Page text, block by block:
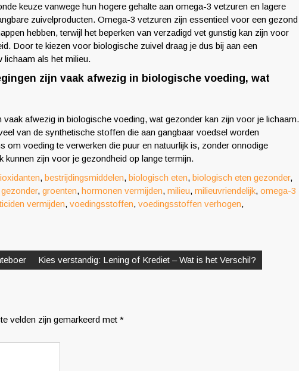
keuze vanwege hun hogere gehalte aan omega-3 vetzuren en lagere
zuivelproducten. Omega-3 vetzuren zijn essentieel voor een gezond
hebben, terwijl het beperken van verzadigd vet gunstig kan zijn voor
Door te kiezen voor biologische zuivel draag je dus bij aan een
lichaam als het milieu.
zijn vaak afwezig in biologische voeding, wat
vaak afwezig in biologische voeding, wat gezonder kan zijn voor je lichaam.
van de synthetische stoffen die aan gangbaar voedsel worden
om voeding te verwerken die puur en natuurlijk is, zonder onnodige
zijn voor je gezondheid op lange termijn.
, bestrijdingsmiddelen, biologisch eten, biologisch eten gezonder,
gezonder, groenten, hormonen vermijden, milieu, milieuvriendelijk, omega-3
vermijden, voedingsstoffen, voedingsstoffen verhogen,
Kies verstandig: Lening of Krediet – Wat is het Verschil?
velden zijn gemarkeerd met *